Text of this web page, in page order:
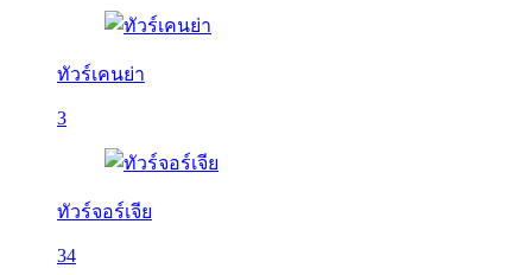
ทัวร์เคนย่า
3
ทัวร์จอร์เจีย
34